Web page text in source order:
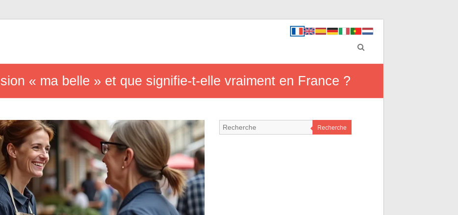
« ma belle » et que signifie-t-elle vraiment en France ?
Recherche